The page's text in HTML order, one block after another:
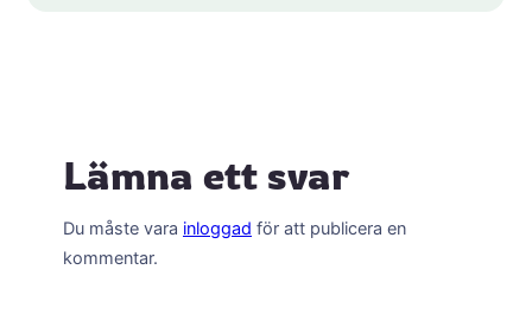
Lämna ett svar
Du måste vara inloggad för att publicera en
kommentar.